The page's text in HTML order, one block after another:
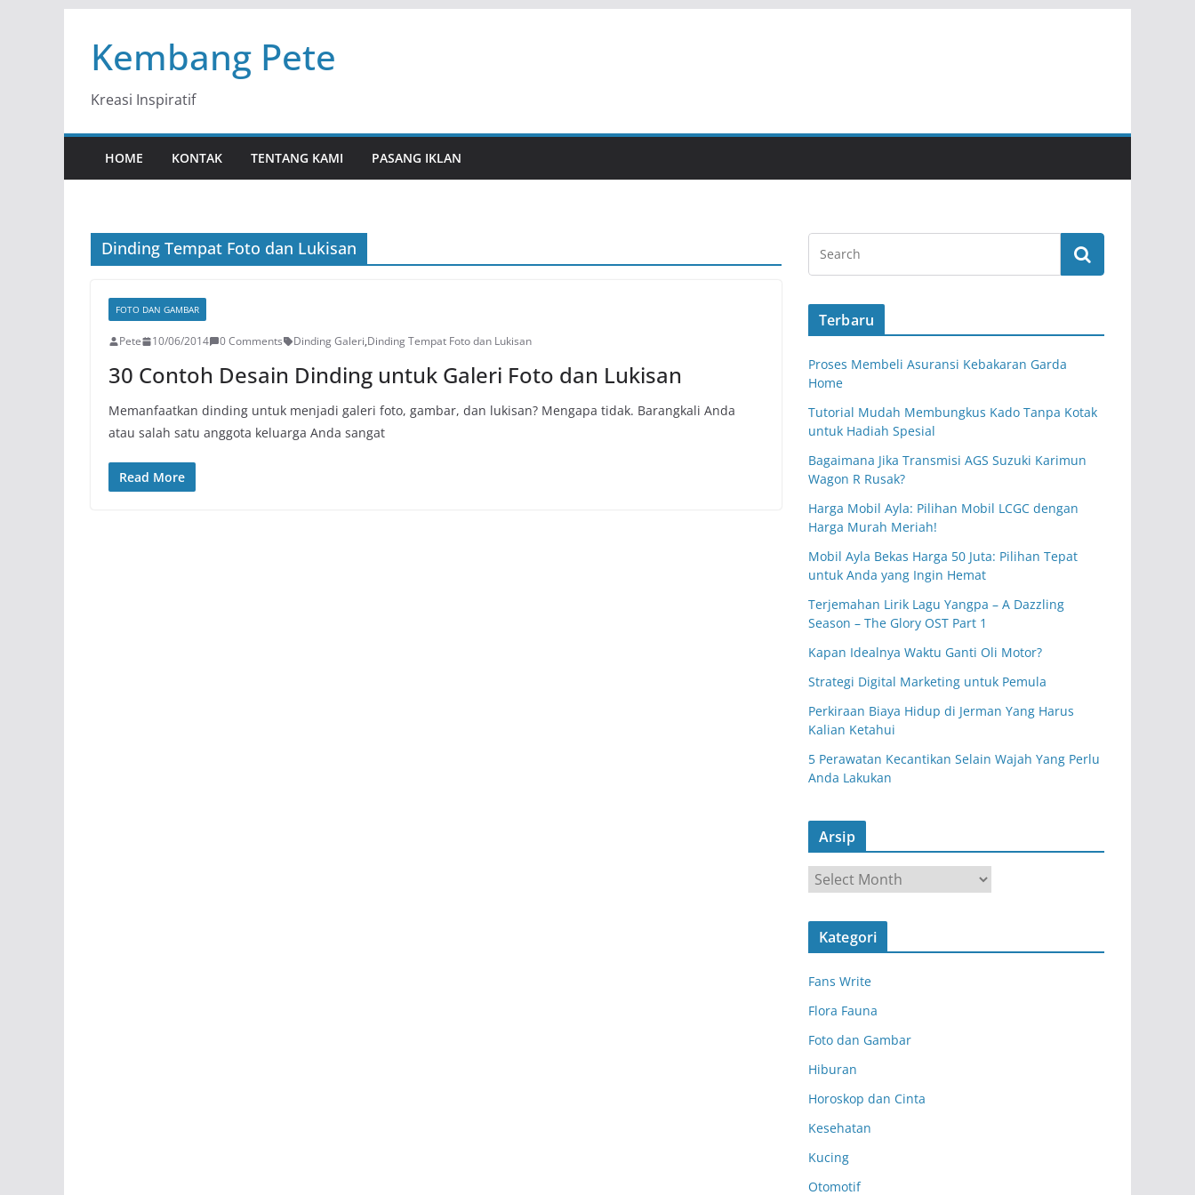
contentKembang Pete
Kreasi Inspiratif
HOME KONTAK TENTANG KAMI PASANG IKLAN
Dinding Tempat Foto dan Lukisan
FOTO DAN GAMBAR
Pete 10/06/2014 0 Comments Dinding Galeri,Dinding Tempat Foto dan Lukisan
30 Contoh Desain Dinding untuk Galeri Foto dan Lukisan
Memanfaatkan dinding untuk menjadi galeri foto, gambar, dan lukisan? Mengapa tidak. Barangkali Anda
atau salah satu anggota keluarga Anda sangat
Read More
Terbaru
Proses Membeli Asuransi Kebakaran Garda
Home
Tutorial Mudah Membungkus Kado Tanpa Kotak
untuk Hadiah Spesial
Bagaimana Jika Transmisi AGS Suzuki Karimun
Wagon R Rusak?
Harga Mobil Ayla: Pilihan Mobil LCGC dengan
Harga Murah Meriah!
Mobil Ayla Bekas Harga 50 Juta: Pilihan Tepat
untuk Anda yang Ingin Hemat
Terjemahan Lirik Lagu Yangpa – A Dazzling
Season – The Glory OST Part 1
Kapan Idealnya Waktu Ganti Oli Motor?
Strategi Digital Marketing untuk Pemula
Perkiraan Biaya Hidup di Jerman Yang Harus
Kalian Ketahui
5 Perawatan Kecantikan Selain Wajah Yang Perlu
Anda Lakukan
Arsip
r
s
Kategori
Fans Write
Flora Fauna
Foto dan Gambar
Hiburan
Horoskop dan Cinta
Kesehatan
Kucing
Otomotif